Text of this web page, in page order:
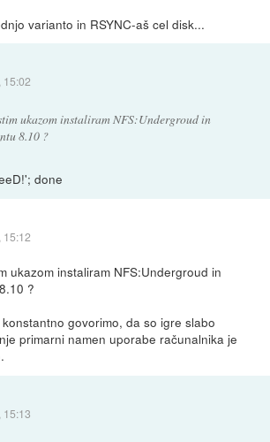
varianto in RSYNC-aš cel disk...
15:02
ukazom instaliram NFS:Undergroud in
8.10 ?
done
15:12
ukazom instaliram NFS:Undergroud in
?
govorimo, da so igre slabo
primarni namen uporabe računalnika je
15:13